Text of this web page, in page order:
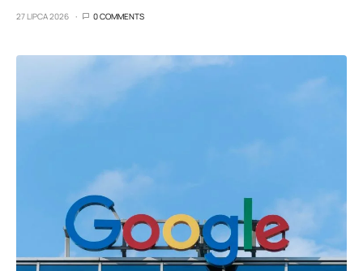
27 LIPCA 2026 0 COMMENTS